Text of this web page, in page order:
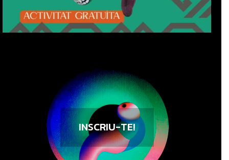
INSCRIU-TE!